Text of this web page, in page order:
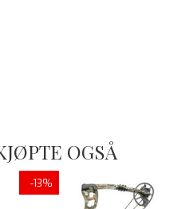
OGSÅ
-13%